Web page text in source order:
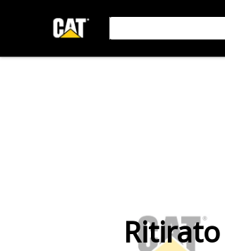
Ritirato